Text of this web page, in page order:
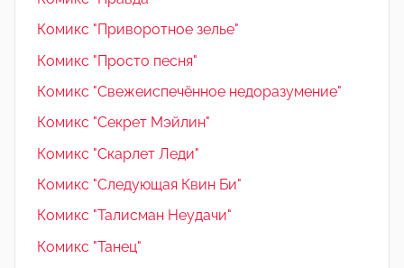
Комикс "Приворотное зелье"
Комикс "Просто песня"
Комикс "Свежеиспечённое недоразумение"
Комикс "Секрет Мэйлин"
Комикс "Скарлет Леди"
Комикс "Следующая Квин Би"
Комикс "Талисман Неудачи"
Комикс "Танец"